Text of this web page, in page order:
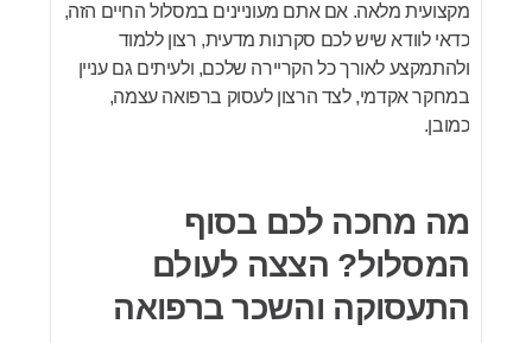
מקצועית מלאה. אם אתם מעוניינים במסלול החיים הזה,
כדאי לוודא שיש לכם סקרנות מדעית, רצון ללמוד
ולהתמקצע לאורך כל הקריירה שלכם, ולעיתים גם עניין
במחקר אקדמי, לצד הרצון לעסוק ברפואה עצמה,
כמובן.
מה מחכה לכם בסוף
המסלול? הצצה לעולם
התעסוקה והשכר ברפואה